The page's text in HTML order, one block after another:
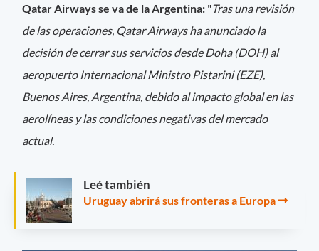
Qatar Airways se va de la Argentina: "Tras una revisión
de las operaciones, Qatar Airways ha anunciado la
decisión de cerrar sus servicios desde Doha (DOH) al
aeropuerto Internacional Ministro Pistarini (EZE),
Buenos Aires, Argentina, debido al impacto global en las
aerolíneas y las condiciones negativas del mercado
actual.
Leé también
Uruguay abrirá sus fronteras a Europa